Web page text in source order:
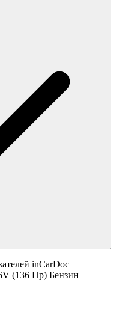
inCarDoc
(136 Hp) Бензин